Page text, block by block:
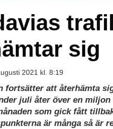
sig
2021 kl. 8:19
fortsätter att återhämta
juli åter över en miljon
som gick fått
är många så är